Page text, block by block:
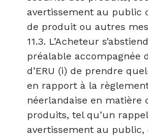
avertissement au public
de produit ou autres
11.3. L’Acheteur
préalable accompagnée
d’ERU (i) de prendre
en rapport à la
néerlandaise en matière
produits, tel qu’un
avertissement au public,